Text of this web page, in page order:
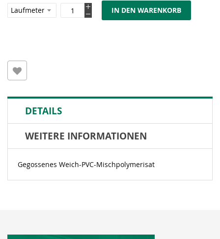
IN DEN WARENKORB
DETAILS
WEITERE INFORMATIONEN
Gegossenes Weich-PVC-Mischpolymerisat